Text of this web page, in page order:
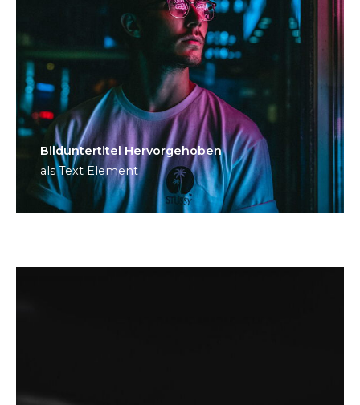
Bild­unter­titel Hervorgehoben
als Text Element